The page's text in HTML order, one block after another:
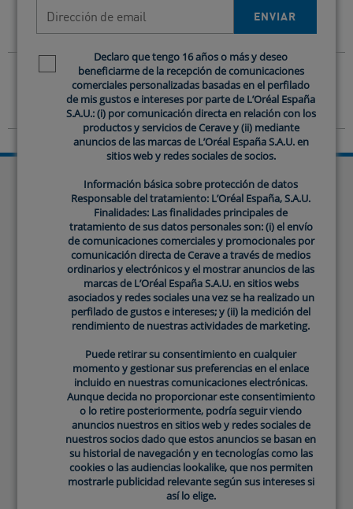
EN LA PIEL TRAS SU USO?
¿CUÁNTO TIEMPO SE NECESITA PARA
EMPEZAR A NOTAR MEJORAS EN LA PIEL?
ENVIAR
Newsletter policyDeclaro que tengo 16 años o más y deseo
beneficiarme de la recepción de comunicaciones
comerciales personalizadas basadas en el perfilado
de mis gustos e intereses por parte de L’Oréal España
S.A.U.: (i) por comunicación directa en relación con los
productos y servicios de Cerave y (ii) mediante
anuncios de las marcas de L’Oréal España S.A.U. en
sitios web y redes sociales de socios.
Información básica sobre protección de datos
Responsable del tratamiento: L’Oréal España, S.A.U.
Finalidades: Las finalidades principales de
tratamiento de sus datos personales son: (i) el envío
de comunicaciones comerciales y promocionales por
comunicación directa de Cerave a través de medios
ordinarios y electrónicos y el mostrar anuncios de las
marcas de L’Oréal España S.A.U. en sitios webs
asociados y redes sociales una vez se ha realizado un
perfilado de gustos e intereses; y (ii) la medición del
rendimiento de nuestras actividades de marketing.
Puede retirar su consentimiento en cualquier
momento y gestionar sus preferencias en el enlace
incluido en nuestras comunicaciones electrónicas.
Aunque decida no proporcionar este consentimiento
o lo retire posteriormente, podría seguir viendo
anuncios nuestros en sitios web y redes sociales de
nuestros socios dado que estos anuncios se basan en
su historial de navegación y en tecnologías como las
cookies o las audiencias lookalike, que nos permiten
mostrarle publicidad relevante según sus intereses si
así lo elige.
COMPARTE TU OPINION
Campos requeridos
Califica el producto
Título de la Reseña*
Comentario de la Reseña*
ENVIAR
Newsletter policyDeclaro que tengo 16 años o más y deseo
beneficiarme de la recepción de comunicaciones
comerciales personalizadas basadas en el perfilado
de mis gustos e intereses por parte de L’Oréal España
S.A.U.: (i) por comunicación directa en relación con los
productos y servicios de Cerave y (ii) mediante
anuncios de las marcas de L’Oréal España S.A.U. en
sitios web y redes sociales de socios.
Información básica sobre protección de datos
Responsable del tratamiento: L’Oréal España, S.A.U.
Finalidades: Las finalidades principales de
tratamiento de sus datos personales son: (i) el envío
de comunicaciones comerciales y promocionales por
comunicación directa de Cerave a través de medios
ordinarios y electrónicos y el mostrar anuncios de las
marcas de L’Oréal España S.A.U. en sitios webs
asociados y redes sociales una vez se ha realizado un
perfilado de gustos e intereses; y (ii) la medición del
rendimiento de nuestras actividades de marketing.
Puede retirar su consentimiento en cualquier
momento y gestionar sus preferencias en el enlace
incluido en nuestras comunicaciones electrónicas.
Aunque decida no proporcionar este consentimiento
o lo retire posteriormente, podría seguir viendo
anuncios nuestros en sitios web y redes sociales de
nuestros socios dado que estos anuncios se basan en
su historial de navegación y en tecnologías como las
cookies o las audiencias lookalike, que nos permiten
mostrarle publicidad relevante según sus intereses si
así lo elige.